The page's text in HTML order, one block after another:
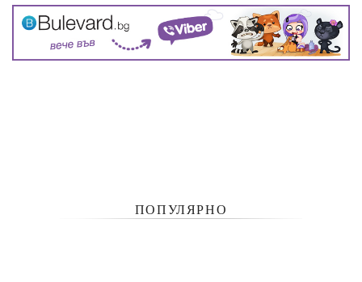
ПОПУЛЯРНО